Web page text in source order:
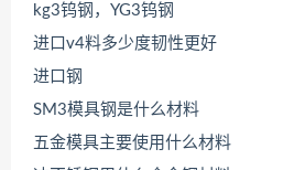
kg3钨钢，YG3钨钢
进口v4料多少度韧性更好
进口钢
SM3模具钢是什么材料
五金模具主要使用什么材料